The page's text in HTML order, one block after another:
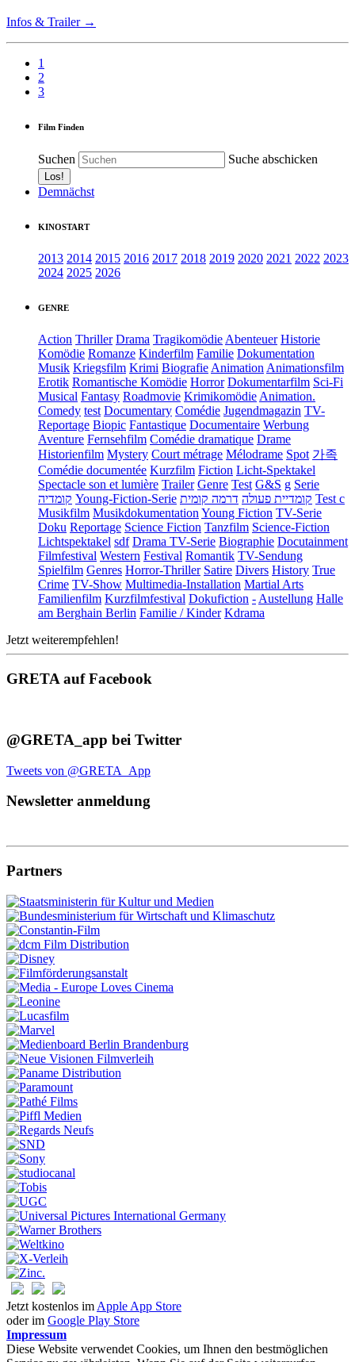
Infos & Trailer →
1
2
3
Film Finden
Suchen Suche abschicken
Demnächst
KINOSTART
2013 2014 2015 2016 2017 2018 2019 2020 2021 2022 2023
2024 2025 2026
GENRE
Action Thriller Drama Tragikomödie Abenteuer Historie
Komödie Romanze Kinderfilm Familie Dokumentation
Musik Kriegsfilm Krimi Biografie Animation Animationsfilm
Erotik Romantische Komödie Horror Dokumentarfilm Sci-Fi
Musical Fantasy Roadmovie Krimikomödie Animation.
Comedy test Documentary Comédie Jugendmagazin TV-
Reportage Biopic Fantastique Documentaire Werbung
Aventure Fernsehfilm Comédie dramatique Drame
Historienfilm Mystery Court métrage Mélodrame Spot 가족
Comédie documentée Kurzfilm Fiction Licht-Spektakel
Spectacle son et lumière Trailer Genre Test G&S g Serie
קומדיה Young-Fiction-Serie קומדיית פעולה דרמה קומית
Test c
Musikfilm Musikdokumentation Young Fiction TV-Serie
Doku Reportage Science Fiction Tanzfilm Science-Fiction
Lichtspektakel sdf Drama TV-Serie Biographie Docutainment
Filmfestival Western Festival Romantik TV-Sendung
Spielfilm Genres Horror-Thriller Satire Divers History True
Crime TV-Show Multimedia-Installation Martial Arts
Familienfilm Kurzfilmfestival Dokufiction - Austellung Halle
am Berghain Berlin Familie / Kinder Kdrama
Jetzt weiterempfehlen!
GRETA auf Facebook
@GRETA_app bei Twitter
Tweets von @GRETA_App
Newsletter anmeldung
Partners
Jetzt kostenlos im Apple App Store
oder im Google Play Store
Impressum
Diese Website verwendet Cookies, um Ihnen den bestmöglichen